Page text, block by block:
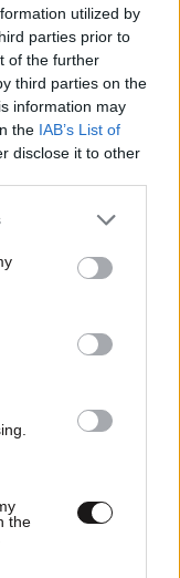
utilized by
parties prior to
of the further
third parties on the
information may
the IAB’s List of
disclose it to other
or more Google
You may click to
party tags to
in below Google
the
16χρονος